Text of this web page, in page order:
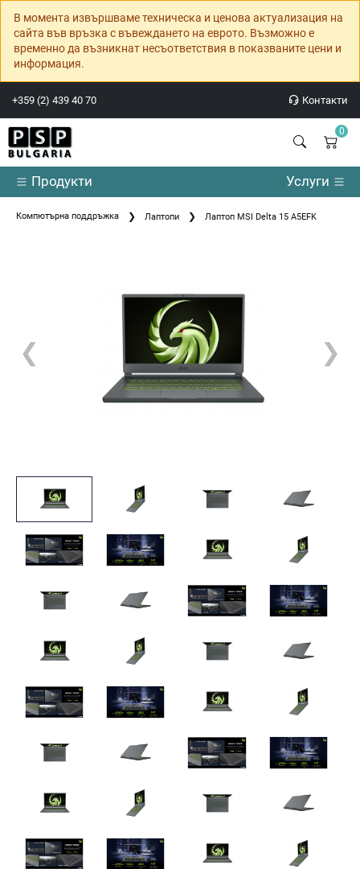
В момента извършваме техническа и ценова актуализация на
сайта във връзка с въвеждането на еврото. Възможно е
временно да възникнат несъответствия в показваните цени и
информация.
+359 (2) 439 40 70 Контакти
0
Продукти Услуги
Компютърна поддръжка Лаптопи Лаптоп MSI Delta 15 A5EFK
❮ ❯